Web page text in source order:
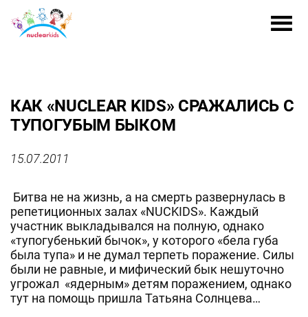
КАК «NUCLEAR KIDS» СРАЖАЛИСЬ С
ТУПОГУБЫМ БЫКОМ
15.07.2011
Битва не на жизнь, а на смерть развернулась в
репетиционных залах «NUCKIDS». Каждый
участник выкладывался на полную, однако
«тупогубенький бычок», у которого «бела губа
была тупа» и не думал терпеть поражение. Силы
были не равные, и мифический бык нешуточно
угрожал «ядерным» детям поражением, однако
тут на помощь пришла Татьяна Солнцева…